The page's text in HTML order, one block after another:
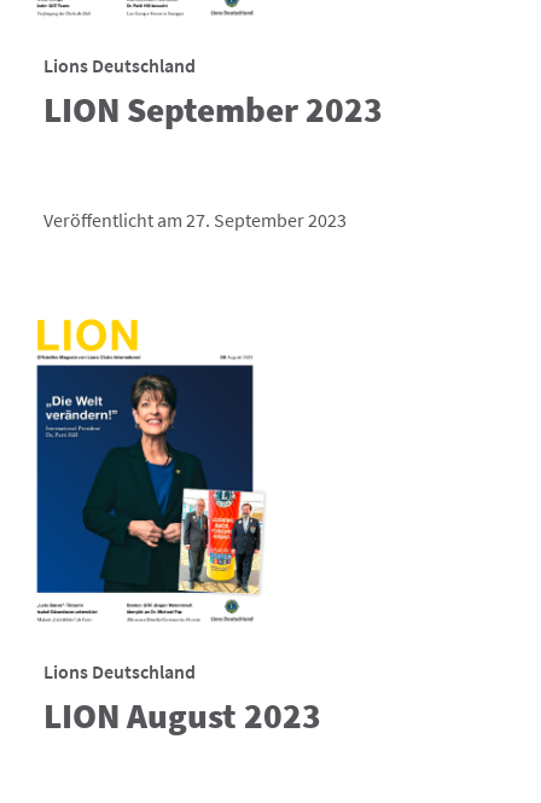
Lions Deutschland
LION September 2023
Veröffentlicht am 27. September 2023
Lions Deutschland
LION August 2023